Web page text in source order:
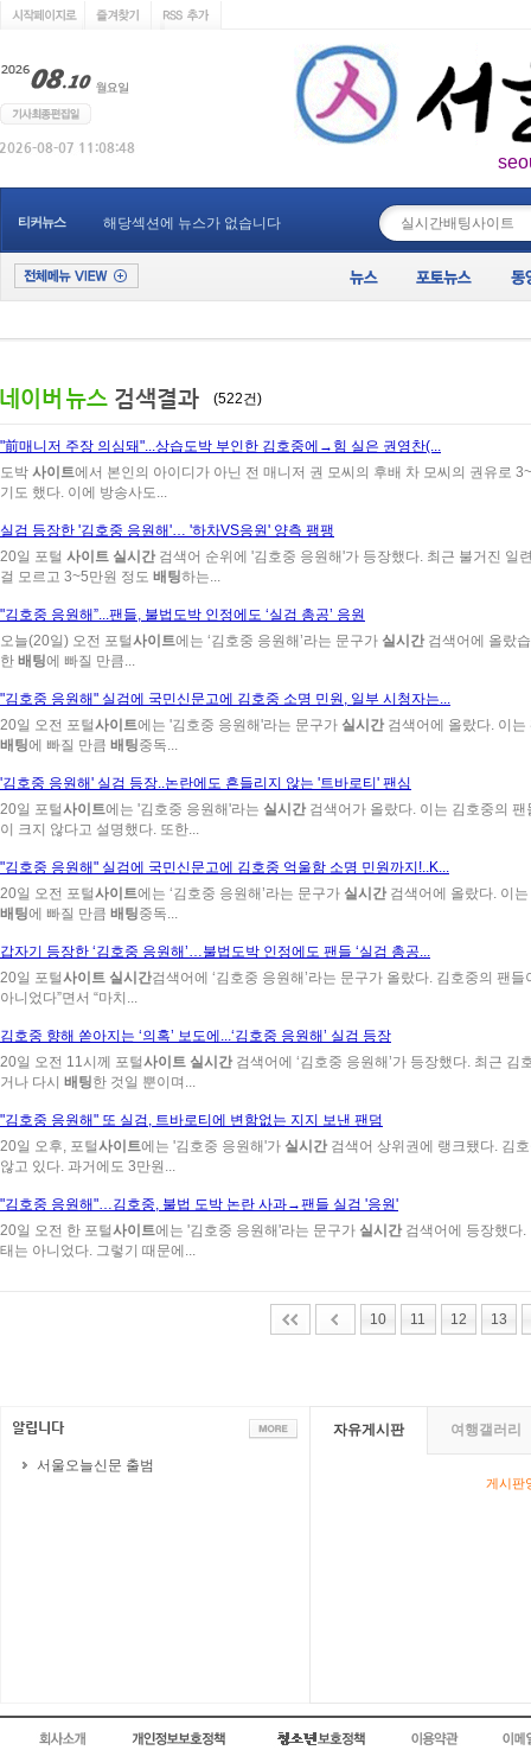
티커뉴스 해당섹션에 뉴스가 없습니다
(522건)
"前매니저 주장 의심돼"...상습도박 부인한 김호중에→힘 실은 권영찬(...
도박 사이트에서 본인의 아이디가 아닌 전 매니저 권 모씨의 후배 차 모씨의 권유로
기도 했다. 이에 방송사도...
실검 등장한 '김호중 응원해'… '하차VS응원' 양측 팽팽
20일 포털 사이트 실시간 검색어 순위에 '김호중 응원해'가 등장했다. 최근 불거진 일
걸 모르고 3~5만원 정도 배팅하는...
"김호중 응원해”...팬들, 불법도박 인정에도 ‘실검 총공’ 응원
오늘(20일) 오전 포털사이트에는 ‘김호중 응원해’라는 문구가 실시간 검색어에 올랐
한 배팅에 빠질 만큼...
"김호중 응원해" 실검에 국민신문고에 김호중 소명 민원, 일부 시청자는...
20일 오전 포털사이트에는 '김호중 응원해'라는 문구가 실시간 검색어에 올랐다. 이
배팅에 빠질 만큼 배팅중독...
'김호중 응원해' 실검 등장..논란에도 흔들리지 않는 '트바로티' 팬심
20일 포털사이트에는 '김호중 응원해'라는 실시간 검색어가 올랐다. 이는 김호중의
이 크지 않다고 설명했다. 또한...
"김호중 응원해" 실검에 국민신문고에 김호중 억울함 소명 민원까지!..K...
20일 오전 포털사이트에는 ‘김호중 응원해’라는 문구가 실시간 검색어에 올랐다. 이
배팅에 빠질 만큼 배팅중독...
갑자기 등장한 ‘김호중 응원해’…불법도박 인정에도 팬들 ‘실검 총공...
20일 포털사이트 실시간검색어에 ‘김호중 응원해’라는 문구가 올랐다. 김호중의 팬
아니었다”면서 “마치...
김호중 향해 쏟아지는 ‘의혹’ 보도에...‘김호중 응원해’ 실검 등장
20일 오전 11시께 포털사이트 실시간 검색어에 ‘김호중 응원해’가 등장했다. 최근 김
거나 다시 배팅한 것일 뿐이며...
"김호중 응원해" 또 실검, 트바로티에 변함없는 지지 보낸 팬덤
20일 오후, 포털사이트에는 '김호중 응원해'가 실시간 검색어 상위권에 랭크됐다. 김
않고 있다. 과거에도 3만원...
"김호중 응원해"…김호중, 불법 도박 논란 사과→팬들 실검 '응원'
20일 오전 한 포털사이트에는 '김호중 응원해'라는 문구가 실시간 검색어에 등장했다
태는 아니었다. 그렇기 때문에...
10 11 12 13
서울오늘신문 출범
자유게시판 여행갤러리
게시판